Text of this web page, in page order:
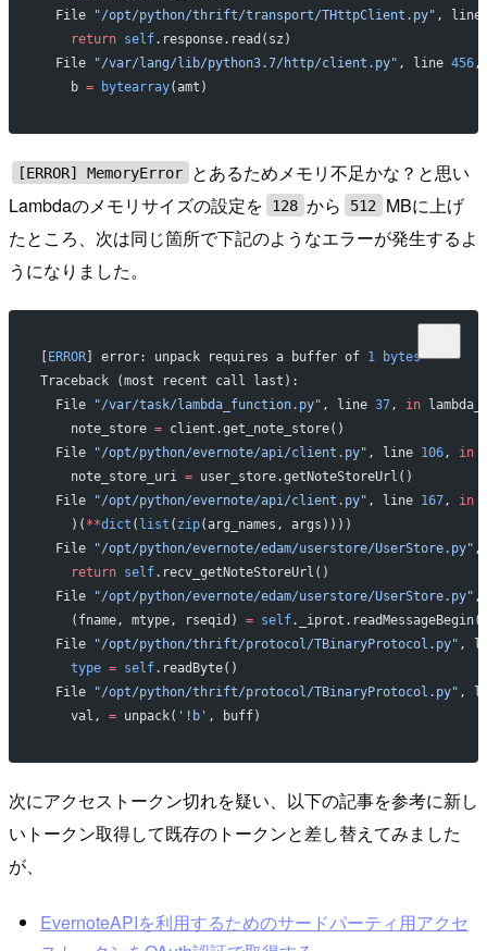
  File
"/opt/python/thrift/transport/THttpClient.py" ,
    return
self.response.read(sz)
  File
"/var/lang/lib/python3.7/http/client.py" , line 456
    b
= bytearray(amt)
[ERROR] MemoryError
とあるためメモリ不足かな？と思い
Lambdaのメモリサイズの設定を
128 から 512
MBに上げ
たところ、次は同じ箇所で下記のようなエラーが発生するよ
うになりました。
[ERROR] error: unpack requires a buffer of 1
bytes
Traceback (most recent call last):
  File
"/var/task/lambda_function.py" , line 37, in
    note_store
= client.get_note_store()
  File
"/opt/python/evernote/api/client.py" , line 106, in
    note_store_uri
= user_store.getNoteStoreUrl()
  File
"/opt/python/evernote/api/client.py" , line 167, in
    )(
**dict ( list ( zip(arg_names, args))))
  File
"/opt/python/evernote/edam/userstore/UserStore.py" ,
    return
self.recv_getNoteStoreUrl()
  File
"/opt/python/evernote/edam/userstore/UserStore.py" ,
    (fname, mtype, rseqid)
= self
  File
"/opt/python/thrift/protocol/TBinaryProtocol.py" ,
    type
= self.readByte()
  File
"/opt/python/thrift/protocol/TBinaryProtocol.py" ,
    val,
= unpack( '!b' , buff)
次にアクセストークン切れを疑い、以下の記事を参考に新し
いトークン取得して既存のトークンと差し替えてみました
が、
EvernoteAPIを利用するためのサードパーティ用アクセ